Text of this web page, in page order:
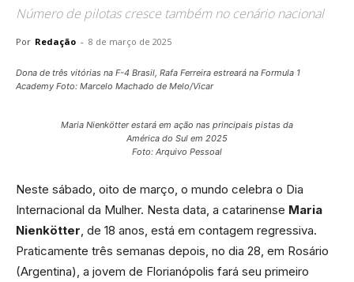
Número de pilotas cresce também no cenário nacional
Por Redação - 8 de março de 2025
Dona de três vitórias na F-4 Brasil, Rafa Ferreira estreará na Formula 1
Academy Foto: Marcelo Machado de Melo/Vicar
Maria Nienkötter estará em ação nas principais pistas da
América do Sul em 2025
Foto: Arquivo Pessoal
Neste sábado, oito de março, o mundo celebra o Dia
Internacional da Mulher. Nesta data, a catarinense Maria
Nienkötter, de 18 anos, está em contagem regressiva.
Praticamente três semanas depois, no dia 28, em Rosário
(Argentina), a jovem de Florianópolis fará seu primeiro